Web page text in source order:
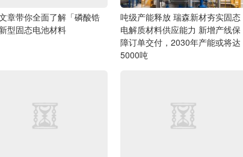
章带你全面了解「磷酸锆
型固态电池材料
吨级产能释放 瑞森新材夯实固态
电解质材料供应能力 新增产线保
障订单交付，2030年产能或将达
5000吨